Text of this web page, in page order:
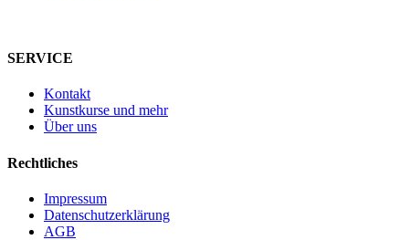
SERVICE
Kontakt
Kunstkurse und mehr
Über uns
Rechtliches
Impressum
Datenschutzerklärung
AGB